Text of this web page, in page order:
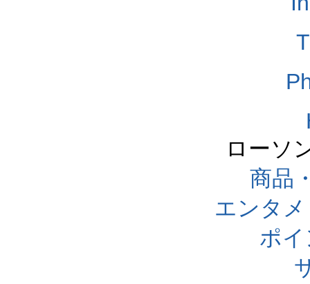
ローソ
商品
エンタ
ポ